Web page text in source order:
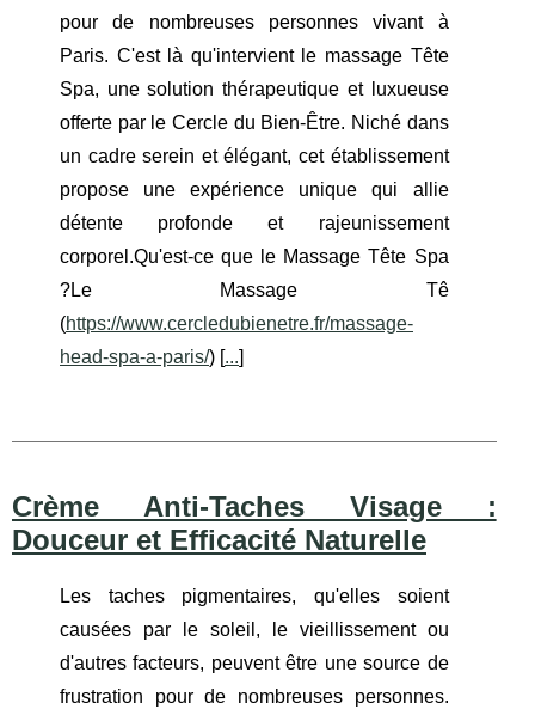
pour de nombreuses personnes vivant à
Paris. C'est là qu'intervient le massage Tête
Spa, une solution thérapeutique et luxueuse
offerte par le Cercle du Bien-Être. Niché dans
un cadre serein et élégant, cet établissement
propose une expérience unique qui allie
détente profonde et rajeunissement
corporel.Qu'est-ce que le Massage Tête Spa
?Le Massage Tê
(https://www.cercledubienetre.fr/massage-
head-spa-a-paris/) [...]
Crème Anti-Taches Visage :
Douceur et Efficacité Naturelle
Les taches pigmentaires, qu'elles soient
causées par le soleil, le vieillissement ou
d'autres facteurs, peuvent être une source de
frustration pour de nombreuses personnes.